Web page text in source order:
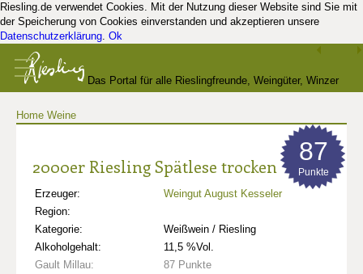
Riesling.de verwendet Cookies. Mit der Nutzung dieser Website sind Sie mit
der Speicherung von Cookies einverstanden und akzeptieren unsere
Datenschutzerklärung. Ok
Das Portal für alle Rieslingfreunde, Weingüter, Winzer
Home Weine
2000er Riesling Spätlese trocken
Erzeuger:
Weingut August Kesseler
Region:
Kategorie:
Weißwein / Riesling
Alkoholgehalt:
11,5 %Vol.
Gault Millau:
87 Punkte
87
Punkte